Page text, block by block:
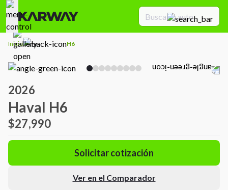
Inicio H6
2026
Haval H6
$27,990
Solicitar cotización
Ver en el Comparador